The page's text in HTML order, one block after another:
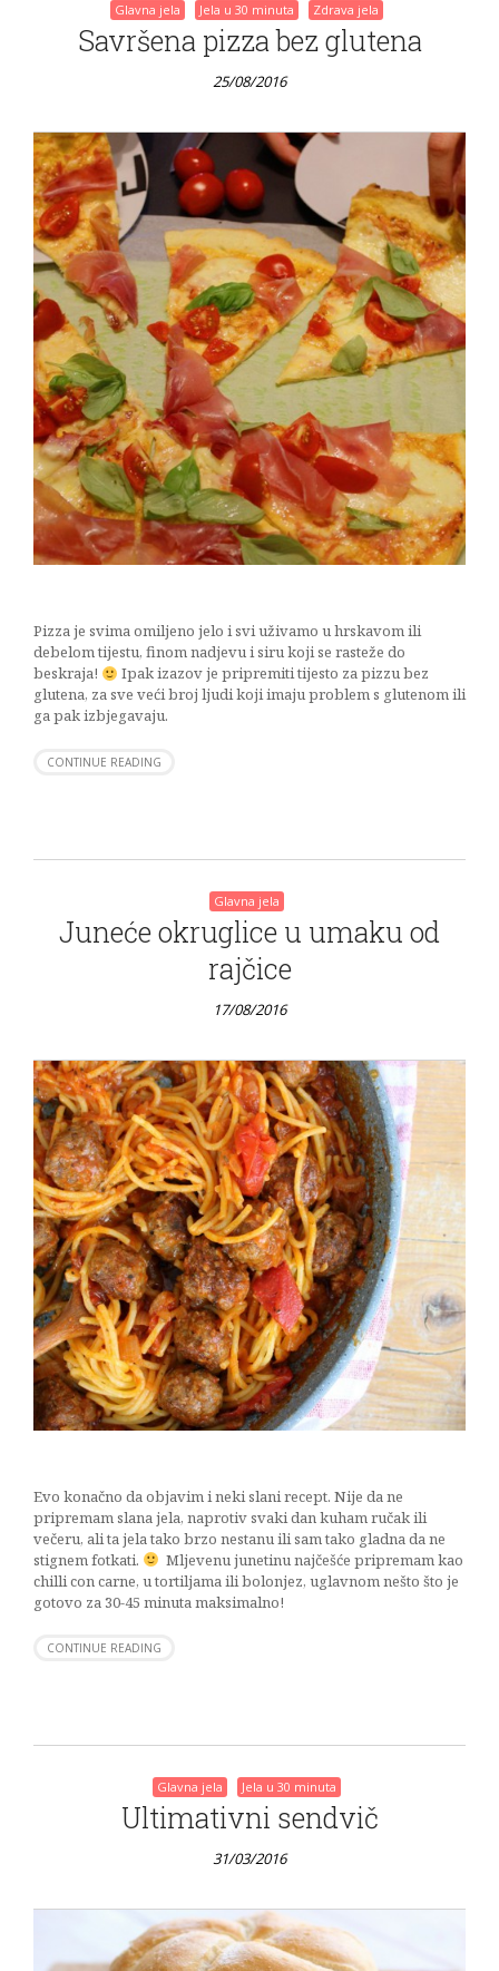
Glavna jela Jela u 30 minuta Zdrava jela
Savršena pizza bez glutena
25/08/2016
Pizza je svima omiljeno jelo i svi uživamo u hrskavom ili
debelom tijestu, finom nadjevu i siru koji se rasteže do
beskraja!
Ipak izazov je pripremiti tijesto za pizzu bez
glutena, za sve veći broj ljudi koji imaju problem s glutenom ili
ga pak izbjegavaju.
CONTINUE READING
Glavna jela
Juneće okruglice u umaku od
rajčice
17/08/2016
Evo konačno da objavim i neki slani recept. Nije da ne
pripremam slana jela, naprotiv svaki dan kuham ručak ili
večeru, ali ta jela tako brzo nestanu ili sam tako gladna da ne
stignem fotkati.
Mljevenu junetinu najčešće pripremam kao
chilli con carne, u tortiljama ili bolonjez, uglavnom nešto što je
gotovo za 30-45 minuta maksimalno!
CONTINUE READING
Glavna jela Jela u 30 minuta
Ultimativni sendvič
31/03/2016